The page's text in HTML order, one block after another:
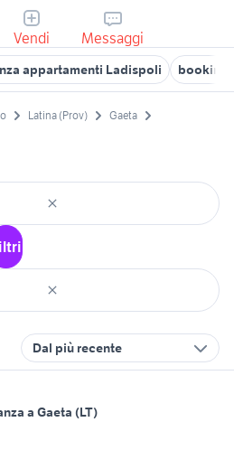
Vendi Messaggi
appartamenti Ladispoli booking
Latina (Prov)
Gaeta
Dal più recente
a Gaeta (LT)